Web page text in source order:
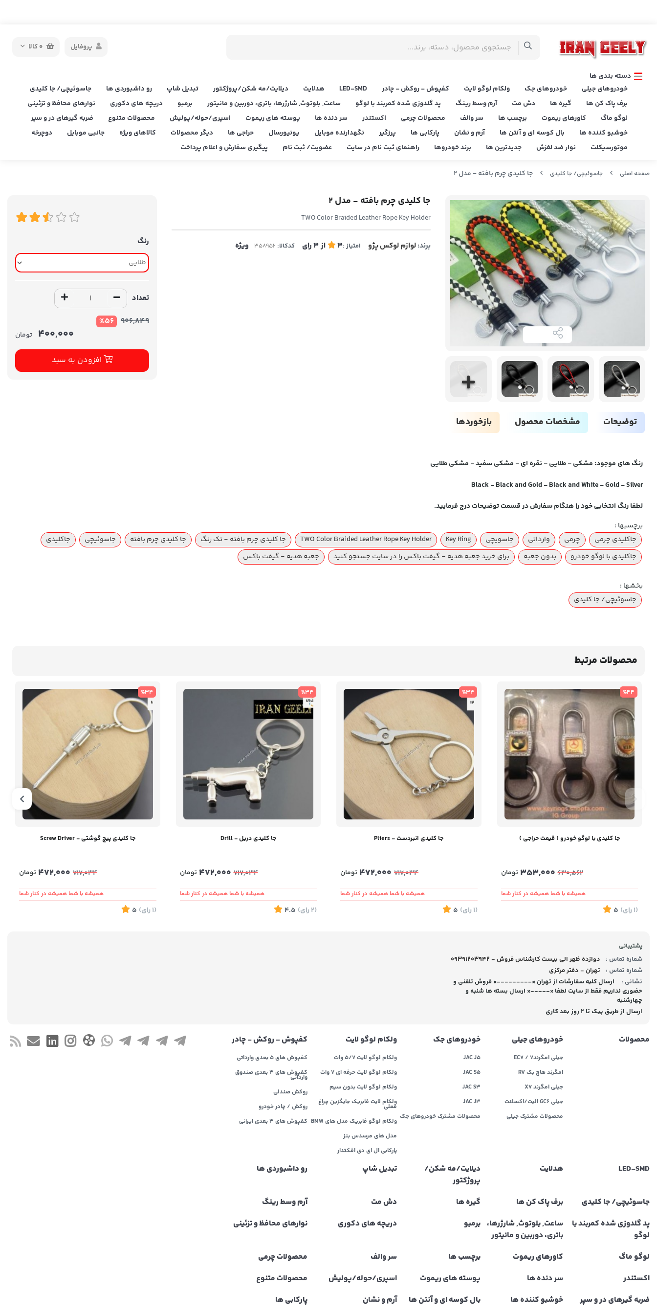
0کالا پروفایل
دسته بندی ها
خودروهای جیلی
خودروهای جک ولکام لوگو لایت کفپوش - روکش - چادر LED‌-SMD هدلایت دیلایت/مه شکن/پروژکتور تبدیل شاپ رو داشبوردی ها
جاسوئیچی/ جا کلیدی
برف پاک کن ها
گیره ها دش مت آرم وسط رینگ پد گلدوزی شده کمربند با لوگو ساعت, بلوتوث, شارژرها، باتری، دوربین و مانیتور برمبو دریچه های دکوری
نوارهای محافظ و تزئینی
لوگو ماگ
کاورهای ریموت برچسب ها سر والف محصولات چرمی اکستندر سر دنده ها پوسته های ریموت اسپری/حوله/پولیش محصولات متنوع
ضربه گیرهای در و سپر
خوشبو کننده ها
بال کوسه ای و آنتن ها آرم و نشان پارکابی ها پرزگیر نگهدارنده موبایل یونیورسال حراجی ها دیگر محصولات کالاهای ویژه جانبی موبایل
دوچرخه
موتورسیکلت
نوار ضد لغزش جدیدترین ها برند خودروها راهنمای ثبت نام در سایت عضویت/ ثبت نام پیگیری سفارش و اعلام پرداخت
صفحه اصلی جاسوئیچی/ جا کلیدی جا کلیدی چرم بافته - مدل 2
جا کلیدی چرم بافته - مدل 2
TWO Color Braided Leather Rope Key Holder
برند:لوازم لوکس پژو امتیاز :3 از3رای کدکالا: ویژه رنگ
تعداد
906,849
%56
400,000 تومان
افزودن به سبد
توضیحات مشخصات محصول بازخوردها
رنگ های موجود: مشکی - طلایی - نقره ای - مشکی سفید - مشکی طلایی
Black - Black and Gold - Black and White - Gold - Silver
لطفا رنگ انتخابی خود را هنگام سفارش در قسمت توضیحات درج فرمایید.
برچسبها :
جاکلیدی چرمی
چرمی وارداتی جاسویچی Key Ring
TWO Color Braided Leather Rope Key Holder جا کلیدی چرم بافته - تک رنگ جا کلیدی چرم بافته جاسوئیچی
جاکلیدی
جاکلیدی با لوگو خودرو
بدون جعبه برای خرید جعبه هدیه - گیفت باکس را در سایت جستجو کنید جعبه هدیه - گیفت باکس
بخشها :
جاسوئیچی/ جا کلیدی
محصولات مرتبط
%44
جا کلیدی با لوگو خودرو ( قیمت حراجی )
630,562
353,000 تومان
همیشه با شما همیشه در کنار شما
(1 رای)
5
%34
جا کلیدی انبردست - Pliers
717,034
472,000تومان
همیشه با شما همیشه در کنار شما
(1 رای)
5
%34
جا کلیدی دریل - Drill
717,034
472,000 تومان
همیشه با شما همیشه در کنار شما
(2 رای)
4.5
%34
جا کلیدی پیچ گوشتی - Screw Driver
717,034
472,000تومان
همیشه با شما همیشه در کنار شما
(1 رای)
5
پشتیبانی
شماره تماس :
09391203942 - دوازده ظهر الی بیست کارشناس فروش
شماره تماس :
تهران - دفتر مرکزی
نشانی :
ارسال کلیه سفارشات از تهران ×---------× فروش تلفنی و
حضوری نداریم فقط از سایت لطفا ×-----× ارسال بسته ها شنبه و
چهارشنبه
ارسال از طریق پیک تا ۲ روز بعد کاری
محصولات خودروهای جیلی
جیلی امگرند۷ / EC7
امگرند هاچ بک RV
جیلی امگرند X7
جیلی GC6 الیت/اکسلنت
محصولات مشترک جیلی
خودروهای جک
JAC J5
JAC S5
JAC S3
JAC J3
محصولات مشترک خودروهای جک
ولکام لوگو لایت
ولکام لوگو لایت 5/7 وات
ولکام لوگو لایت حرفه ای 7 وات
ولکام لوگو لایت بدون سیم
ولکام لایت فابریک جایگزین چراغ
فعلی
ولکام لوگو فابریک مدل های BMW
مدل های مرسدس بنز
پارکابی ال ای دی افکتدار
کفپوش - روکش - چادر
کفپوش های 5 بعدی وارداتی
کفپوش های 3 بعدی صندوق
وارداتی
روکش صندلی
روکش / چادر خودرو
کفپوش های ۳ بعدی ایرانی
LED‌-SMD هدلایت
دیلایت/مه شکن/
پروژکتور
تبدیل شاپ رو داشبوردی ها
جاسوئیچی/ جا کلیدی برف پاک کن ها گیره ها دش مت
آرم وسط رینگ
پد گلدوزی شده کمربند با
لوگو
ساعت, بلوتوث, شارژرها،
باتری، دوربین و مانیتور
برمبو دریچه های دکوری نوارهای محافظ و تزئینی
لوگو ماگ کاورهای ریموت برچسب ها سر والف
محصولات چرمی
اکستندر
سر دنده ها پوسته های ریموت اسپری/حوله/پولیش
محصولات متنوع
ضربه گیرهای در و سپر
خوشبو کننده ها بال کوسه ای و آنتن ها آرم و نشان پارکابی ها